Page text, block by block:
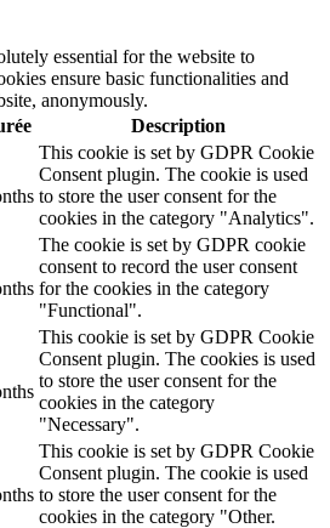
essential for the website to
ensure basic functionalities and
anonymously.
Description
This cookie is set by GDPR Cookie
Consent plugin. The cookie is used
to store the user consent for the
cookies in the category "Analytics".
The cookie is set by GDPR cookie
consent to record the user consent
for the cookies in the category
"Functional".
This cookie is set by GDPR Cookie
Consent plugin. The cookies is used
to store the user consent for the
cookies in the category
"Necessary".
This cookie is set by GDPR Cookie
Consent plugin. The cookie is used
to store the user consent for the
cookies in the category "Other.